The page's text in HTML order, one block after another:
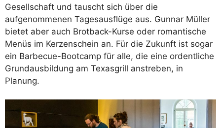
Gesellschaft und tauscht sich über die
aufgenommenen Tagesausflüge aus. Gunnar Müller
bietet aber auch Brotback-Kurse oder romantische
Menüs im Kerzenschein an. Für die Zukunft ist sogar
ein Barbecue-Bootcamp für alle, die eine ordentliche
Grundausbildung am Texasgrill anstreben, in
Planung.